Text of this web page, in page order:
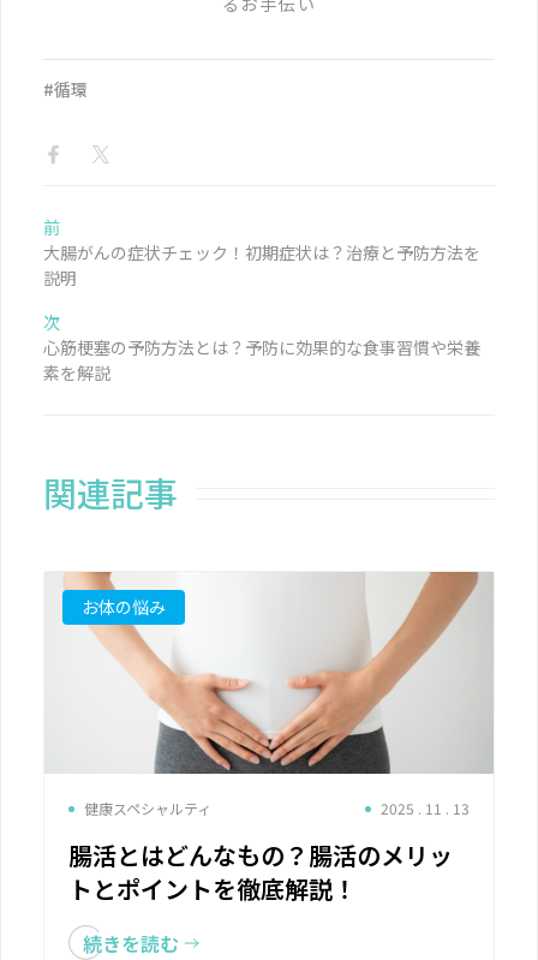
#循環
前
大腸がんの症状チェック！初期症状は？治療と予防方法を
説明
次
心筋梗塞の予防方法とは？予防に効果的な食事習慣や栄養
素を解説
関連記事
お体の悩み
健康スペシャルティ 2025 . 11 . 13
腸活とはどんなもの？腸活のメリッ
トとポイントを徹底解説！
続きを読む